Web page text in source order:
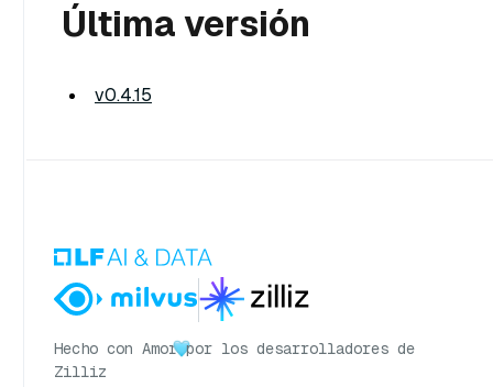
Última versión
v0.4.15
Hecho con Amor por los desarrolladores de
Zilliz